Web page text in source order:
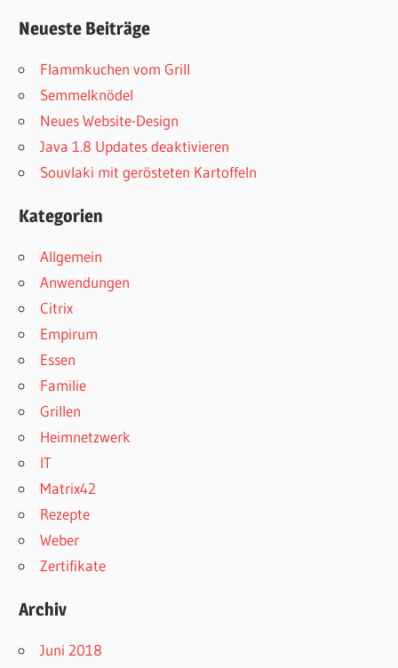
Neueste Beiträge
Flammkuchen vom Grill
Semmelknödel
Neues Website-Design
Java 1.8 Updates deaktivieren
Souvlaki mit gerösteten Kartoffeln
Kategorien
Allgemein
Anwendungen
Citrix
Empirum
Essen
Familie
Grillen
Heimnetzwerk
IT
Matrix42
Rezepte
Weber
Zertifikate
Archiv
Juni 2018